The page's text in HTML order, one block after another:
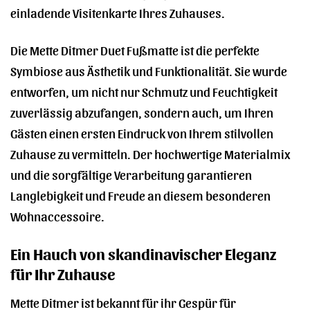
einladende Visitenkarte Ihres Zuhauses.
Die Mette Ditmer Duet Fußmatte ist die perfekte
Symbiose aus Ästhetik und Funktionalität. Sie wurde
entworfen, um nicht nur Schmutz und Feuchtigkeit
zuverlässig abzufangen, sondern auch, um Ihren
Gästen einen ersten Eindruck von Ihrem stilvollen
Zuhause zu vermitteln. Der hochwertige Materialmix
und die sorgfältige Verarbeitung garantieren
Langlebigkeit und Freude an diesem besonderen
Wohnaccessoire.
Ein Hauch von skandinavischer Eleganz
für Ihr Zuhause
Mette Ditmer ist bekannt für ihr Gespür für